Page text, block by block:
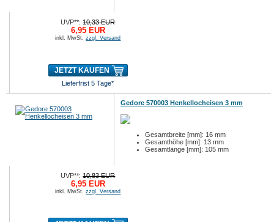
UVP**:10,33 EUR
6,95 EUR
inkl. MwSt.zzgl. Versand
JETZT KAUFEN
Lieferfrist 5 Tage*
Gedore 570003 Henkellocheisen 3 mm
Gesamtbreite [mm]: 16 mm
Gesamthöhe [mm]: 13 mm
Gesamtlänge [mm]: 105 mm
UVP**:10,83 EUR
6,95 EUR
inkl. MwSt.zzgl. Versand